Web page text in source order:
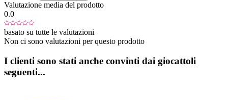
Valutazione media del prodotto
0.0
basato su tutte le valutazioni
Non ci sono valutazioni per questo prodotto
I clienti sono stati anche convinti dai giocattoli
seguenti...